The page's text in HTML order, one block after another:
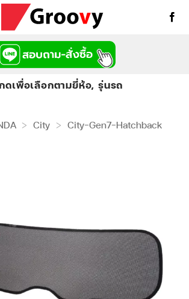
ดเพื่อเลือกตามยี่ห้อ, รุ่นรถ
> City > City-Gen7-Hatchback